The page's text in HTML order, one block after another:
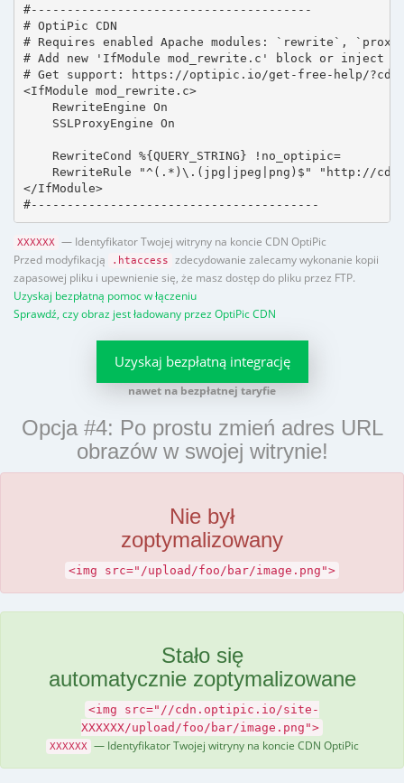
#---------------------------------------
# OptiPic CDN
# Requires enabled Apache modules: `rewrite`,
# Add new 'IfModule mod_rewrite.c' block or inject
# Get support: https://optipic.io/get-free-help/
<IfModule mod_rewrite.c>
    RewriteEngine On
    SSLProxyEngine On
    RewriteCond %{QUERY_STRING} !no_optipic=
RewriteRule "^(.*)\.(jpg|jpeg|png)$" "http://
</IfModule>
#----------------------------------------
XXXXXX
— Identyfikator Twojej witryny na koncie CDN OptiPic
Przed modyfikacją
.htaccess
zdecydowanie zalecamy wykonanie kopii
zapasowej pliku i upewnienie się, że masz dostęp do pliku przez FTP.
Uzyskaj bezpłatną pomoc w łączeniu
Sprawdź, czy obraz jest ładowany przez OptiPic CDN
Uzyskaj bezpłatną integrację
nawet na bezpłatnej taryfie
Opcja #4: Po prostu zmień adres URL
obrazów w swojej witrynie!
Nie był
zoptymalizowany
<img src="/upload/foo/bar/image.png">
Stało się
automatycznie zoptymalizowane
<img src="//cdn.optipic.io/site-
XXXXXX/upload/foo/bar/image.png">
XXXXXX — Identyfikator Twojej witryny na koncie CDN OptiPic